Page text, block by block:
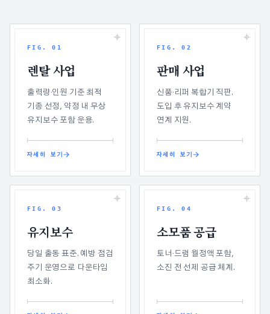
FIG.01
렌탈 사업
출력량·인원 기준 최적
기종 선정, 약정 내 무상
유지보수 포함 운용.
자세히 보기
FIG.02
판매 사업
신품·리퍼 복합기 직판.
도입 후 유지보수 계약
연계 지원.
자세히 보기
FIG.03
유지보수
당일 출동 표준. 예방 점검
주기 운영으로 다운타임
최소화.
FIG.04
소모품 공급
토너·드럼 월정액 포함,
소진 전 선제 공급 체계.